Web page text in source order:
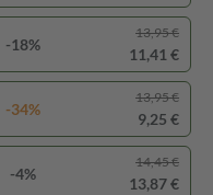
-18%
13,95 €
11,41 €
-34%
13,95 €
9,25 €
-4%
14,45 €
13,87 €